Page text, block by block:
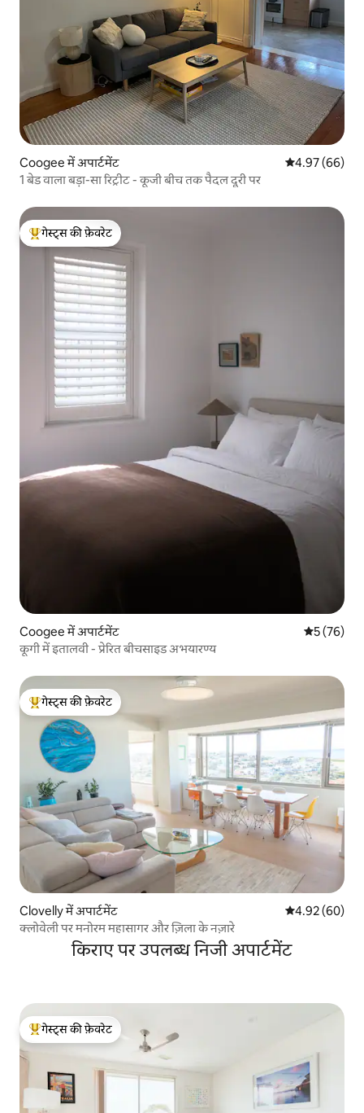
Coogee में अपार्टमेंट औसत रेटिंग 5 में
4.97 (66)
1 बेड वाला बड़ा-सा रिट्रीट - कूजी बीच तक पैदल दूरी पर
गेस्ट्स का टॉप फ़ेवरेट
गेस्ट्स की फ़ेवरेट
Coogee में अपार्टमेंट औसत रेटिंग
5 (76)
कूगी में इतालवी - प्रेरित बीचसाइड अभयारण्य
गेस्ट्स का टॉप फ़ेवरेट
गेस्ट्स की फ़ेवरेट
Clovelly में अपार्टमेंट औसत रेटिंग 5 में
4.92 (60)
क्लोवेली पर मनोरम महासागर और ज़िला के नज़ारे
किराए पर उपलब्ध निजी अपार्टमेंट
गेस्ट्स का टॉप फ़ेवरेट
गेस्ट्स की फ़ेवरेट